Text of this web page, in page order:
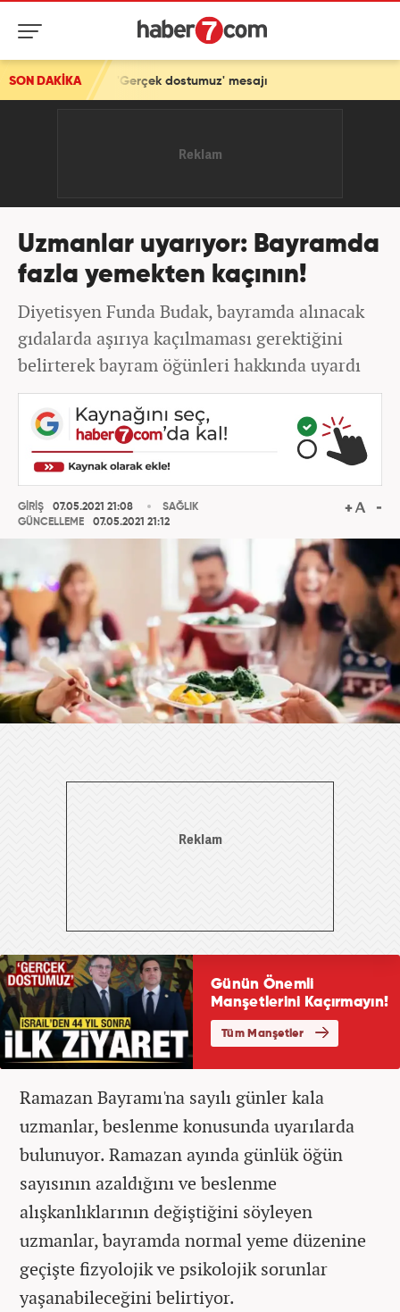
SON DAKİKA
'Gerçek dostumuz' mesajı
Uzmanlar uyarıyor: Bayramda
fazla yemekten kaçının!
Diyetisyen Funda Budak, bayramda alınacak
gıdalarda aşırıya kaçılmaması gerektiğini
belirterek bayram öğünleri hakkında uyardı
GİRİŞ
07.05.2021 21:08
GÜNCELLEME
07.05.2021 21:12
SAĞLIK
Ramazan Bayramı'na sayılı günler kala
uzmanlar, beslenme konusunda uyarılarda
bulunuyor. Ramazan ayında günlük öğün
sayısının azaldığını ve beslenme
alışkanlıklarının değiştiğini söyleyen
uzmanlar, bayramda normal yeme düzenine
geçişte fizyolojik ve psikolojik sorunlar
yaşanabileceğini belirtiyor.